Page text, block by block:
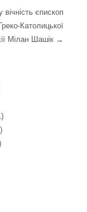
вічність єпископ
Католицької
Мілан Шашік →